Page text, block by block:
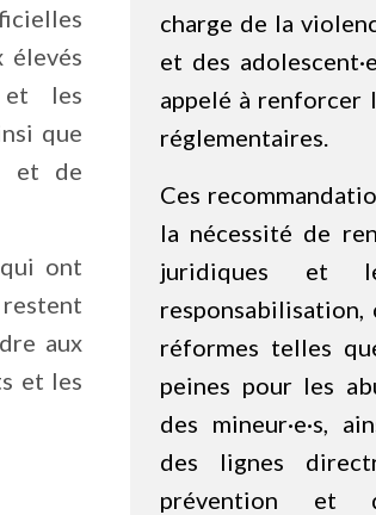
élevés
et les
que
et de
ont
aux
et les
charge de la
et des
appelé à renforcer
réglementaires.
Ces
la nécessité de
juridiques et
réformes telles
peines pour les
des mineur·e·s,
des lignes
prévention et